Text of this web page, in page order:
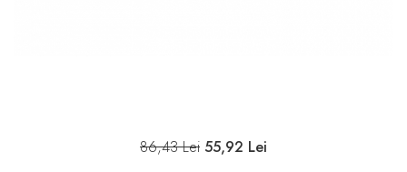
86,43 Lei 55,92 Lei